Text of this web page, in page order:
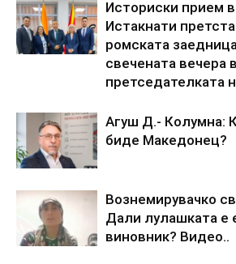
Историски прием
Истакнати
ромската
свечената вечера
претседателката
Агуш Д.- Колумна:
биде Македонец?
Вознемирувачко
Дали лулашката е
виновник? Видео..